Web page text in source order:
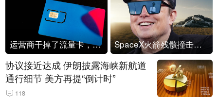
运营商干掉了流量卡，他们真的玩不起了 SpaceX火箭残骸撞击月球
协议接近达成 伊朗披露海峡新航道
通行细节 美方再提“倒计时”
118